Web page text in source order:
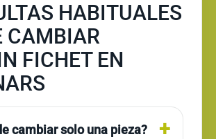
HABITUALES
CAMBIAR
FICHET EN
cambiar solo una pieza?